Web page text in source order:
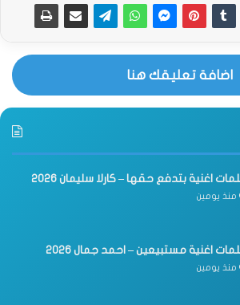
اضافة تعليقك هنا
اغنية بتدفع حقها – كارلا سليمان 2026
منذ يومين
اغنية مستبيعين – احمد جمال 2026
منذ يومين